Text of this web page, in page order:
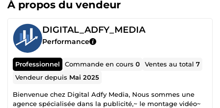
À propos du vendeur
DIGITAL_ADFY_MEDIA
Performance
Professionnel Commande en cours0 Ventes au total7
Vendeur depuis Mai 2025
Bienvenue chez Digital Adfy Media, Nous sommes une
agence spécialisée dans la publicité,~ le montage vidéo~